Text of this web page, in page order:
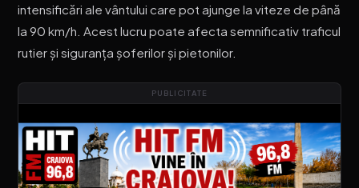
intensificări ale vântului care pot ajunge la viteze de până
la 90 km/h. Acest lucru poate afecta semnificativ traficul
rutier și siguranța șoferilor și pietonilor.
PUBLICITATE